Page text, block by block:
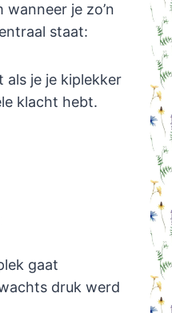
je zo’n
staat:
je je kiplekker
klacht hebt.
gaat
druk werd